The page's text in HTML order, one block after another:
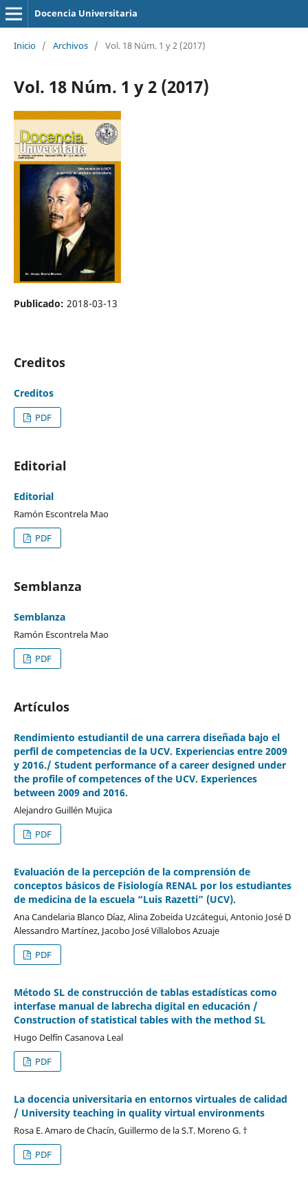
Docencia Universitaria
Inicio / Archivos / Vol. 18 Núm. 1 y 2 (2017)
Vol. 18 Núm. 1 y 2 (2017)
Publicado: 2018-03-13
Creditos
Creditos
PDF
Editorial
Editorial
Ramón Escontrela Mao
PDF
Semblanza
Semblanza
Ramón Escontrela Mao
PDF
Artículos
Rendimiento estudiantil de una carrera diseñada bajo el
perfil de competencias de la UCV. Experiencias entre 2009
y 2016./ Student performance of a career designed under
the profile of competences of the UCV. Experiences
between 2009 and 2016.
Alejandro Guillén Mujica
PDF
Evaluación de la percepción de la comprensión de
conceptos básicos de Fisiología RENAL por los estudiantes
de medicina de la escuela “Luis Razetti” (UCV).
Ana Candelaria Blanco Díaz, Alina Zobeida Uzcátegui, Antonio José D
´Alessandro Martínez, Jacobo José Villalobos Azuaje
PDF
Método SL de construcción de tablas estadísticas como
interfase manual de labrecha digital en educación /
Construction of statistical tables with the method SL
Hugo Delfín Casanova Leal
PDF
La docencia universitaria en entornos virtuales de calidad
/ University teaching in quality virtual environments
Rosa E. Amaro de Chacín, Guillermo de la S.T. Moreno G. †
PDF